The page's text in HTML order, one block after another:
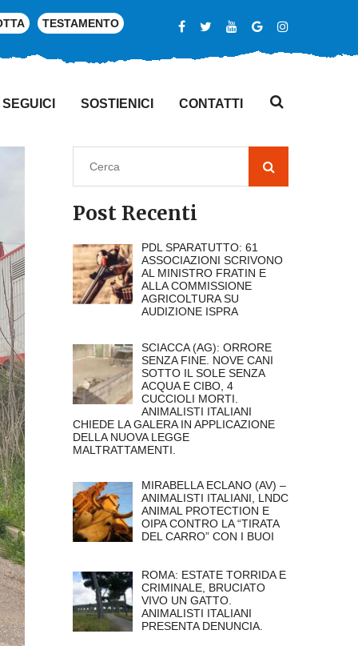
TESTAMENTO
SEGUICI SOSTIENICI CONTATTI
Post Recenti
PDL SPARATUTTO: 61
ASSOCIAZIONI SCRIVONO
AL MINISTRO FRATIN E
ALLA COMMISSIONE
AGRICOLTURA SU
AUDIZIONE ISPRA
SCIACCA (AG): ORRORE
SENZA FINE. NOVE CANI
SOTTO IL SOLE SENZA
ACQUA E CIBO, 4
CUCCIOLI MORTI.
ANIMALISTI ITALIANI
CHIEDE LA GALERA IN APPLICAZIONE
DELLA NUOVA LEGGE
MALTRATTAMENTI.
MIRABELLA ECLANO (AV) –
ANIMALISTI ITALIANI, LNDC
ANIMAL PROTECTION E
OIPA CONTRO LA “TIRATA
DEL CARRO” CON I BUOI
ROMA: ESTATE TORRIDA E
CRIMINALE, BRUCIATO
VIVO UN GATTO.
ANIMALISTI ITALIANI
PRESENTA DENUNCIA.